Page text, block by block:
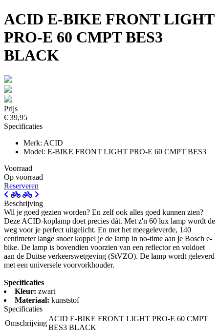
ACID E-BIKE FRONT LIGHT
PRO-E 60 CMPT BES3
BLACK
Prijs
€ 39,95
Specificaties
Merk: ACID
Model: E-BIKE FRONT LIGHT PRO-E 60 CMPT BES3
Voorraad
Op voorraad
Reserveren
Beschrijving
Wil je goed gezien worden? En zelf ook alles goed kunnen zien?
Deze ACID-koplamp doet precies dát. Met z'n 60 lux lamp wordt de
weg voor je perfect uitgelicht. En met het meegeleverde, 140
centimeter lange snoer koppel je de lamp in no-time aan je Bosch e-
bike. De lamp is bovendien voorzien van een reflector en voldoet
aan de Duitse verkeerswetgeving (StVZO). De lamp wordt geleverd
met een universele voorvorkhouder.
Specificaties
Kleur: zwart
Materiaal: kunststof
Specificaties
Omschrijving
ACID E-BIKE FRONT LIGHT PRO-E 60 CMPT
BES3 BLACK